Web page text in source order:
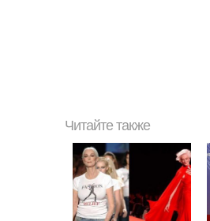
Читайте также